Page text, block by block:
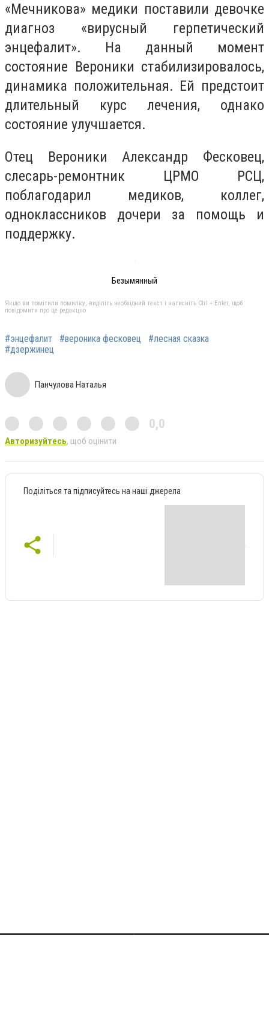
«Мечникова» медики поставили девочке
диагноз «вирусный герпетический
энцефалит». На данный момент
состояние Вероники стабилизировалось,
динамика положительная. Ей предстоит
длительный курс лечения, однако
состояние улучшается.
Отец Вероники Александр Фесковец,
слесарь-ремонтник ЦРМО РСЦ,
поблагодарил медиков, коллег,
одноклассников дочери за помощь и
поддержку.
Безымянный
Якщо ви помітили помилку, виділіть необхідний текст і натисніть Ctrl + Enter, щоб
повідомити про це редакцію
#энцефалит #вероника фесковец
#лесная сказка
#дзержинец
Панчулова Наталья
0,0
Авторизуйтесь, щоб оцінити
Поділіться та підписуйтесь на наші джерела